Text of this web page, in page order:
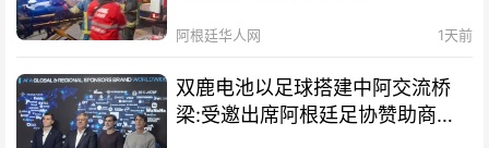
阿根廷华人网 1天前
双鹿电池以足球搭建中阿交流桥
梁:受邀出席阿根廷足协赞助商招